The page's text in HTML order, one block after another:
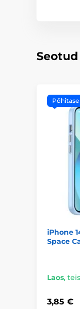
Põhitase
iPhone
Space
Laos,
3,85 €